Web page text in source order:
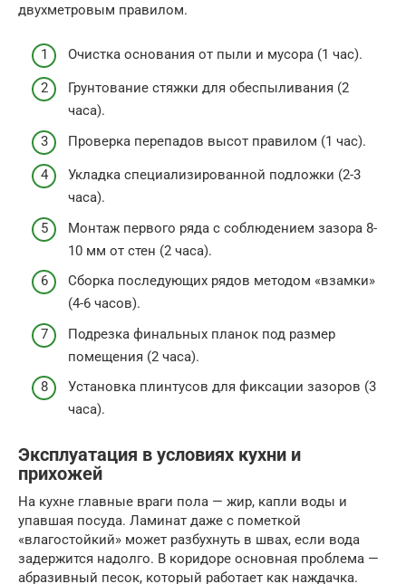
двухметровым правилом.
Очистка основания от пыли и мусора (1 час).
Грунтование стяжки для обеспыливания (2
часа).
Проверка перепадов высот правилом (1 час).
Укладка специализированной подложки (2-3
часа).
Монтаж первого ряда с соблюдением зазора 8-
10 мм от стен (2 часа).
Сборка последующих рядов методом «взамки»
(4-6 часов).
Подрезка финальных планок под размер
помещения (2 часа).
Установка плинтусов для фиксации зазоров (3
часа).
Эксплуатация в условиях кухни и
прихожей
На кухне главные враги пола — жир, капли воды и
упавшая посуда. Ламинат даже с пометкой
«влагостойкий» может разбухнуть в швах, если вода
задержится надолго. В коридоре основная проблема —
абразивный песок, который работает как наждачка.